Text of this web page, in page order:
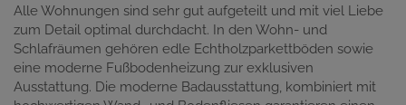
Alle Wohnungen sind sehr gut aufgeteilt und mit viel Liebe
zum Detail optimal durchdacht. In den Wohn- und
Schlafräumen gehören edle Echtholzparkettböden sowie
eine moderne Fußbodenheizung zur exklusiven
Ausstattung. Die moderne Badausstattung, kombiniert mit